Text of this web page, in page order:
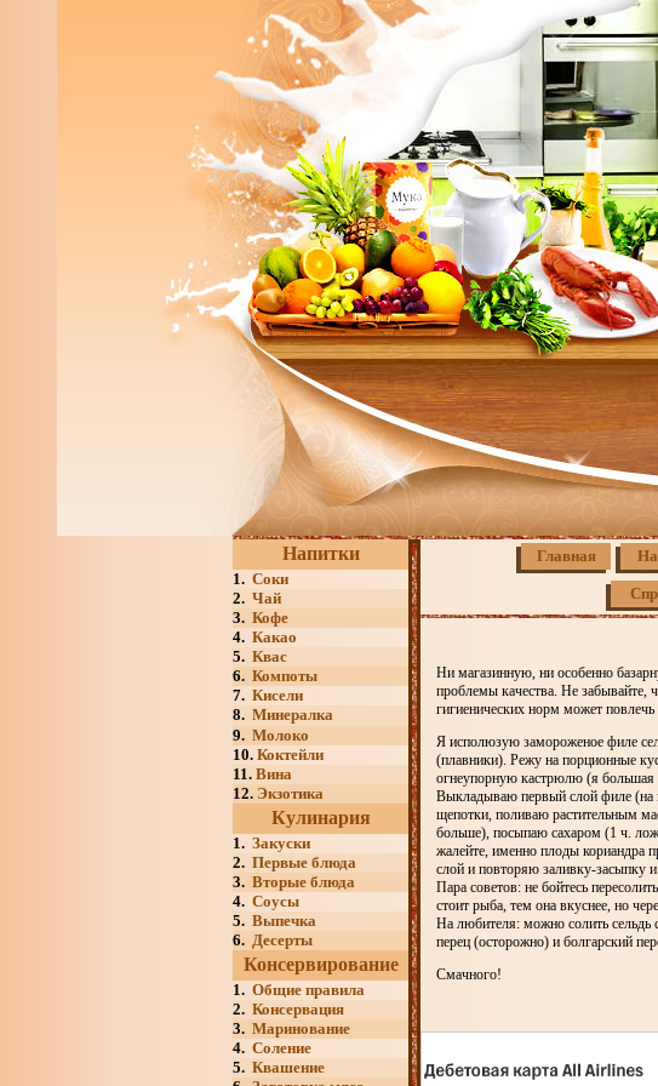
Напитки
1. Соки
2. Чай
3. Кофе
4. Какао
5. Квас
6. Компоты
7. Кисели
8. Минералка
9. Молоко
10. Коктейли
11. Вина
12. Экзотика
Кулинария
1. Закуски
2. Первые блюда
3. Вторые блюда
4. Соусы
5. Выпечка
6. Десерты
Консервирование
1. Общие правила
2. Консервация
3. Маринование
4. Соление
5. Квашение
Главная
Ни магазинную, ни особенно
проблемы качества. Не
гигиенических норм может
Я исполюзую замороженое филе
(плавники). Режу на порционные
огнеупорную кастрюлю (я
Выкладываю первый слой филе
щепотки, поливаю растительным
больше), посыпаю сахаром (1 ч.
жалейте, именно плоды кориандра
слой и повторяю заливку-засыпку
Пара советов: не бойтесь
стоит рыба, тем она вкуснее, но
На любителя: можно солить
перец (осторожно) и болгарский
Смачного!